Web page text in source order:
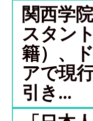
関西学
スタン
籍）、
アで現
引き...